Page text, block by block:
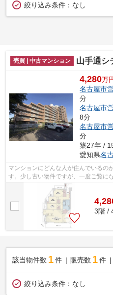
絞り込み条件： なし
売買 | 中古マンション 山手通シ
4,280万
名古屋市
分
名古屋市
8分
名古屋市
分
築27年 /
愛知県名
マンションにどんな人が住んでいるの
す。少し古い物件ですが、一度ご覧に
3階 /
該当物件数 1件 販売数 1 件
絞り込み条件： なし